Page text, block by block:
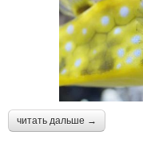
читать дальше →